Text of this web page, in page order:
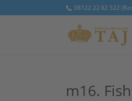
08122 22 82 522
m16.